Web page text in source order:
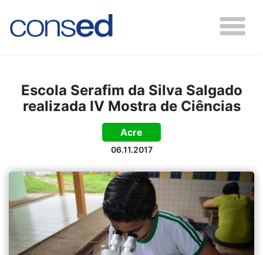
Escola Serafim da Silva Salgado
realizada IV Mostra de Ciências
Acre
06.11.2017